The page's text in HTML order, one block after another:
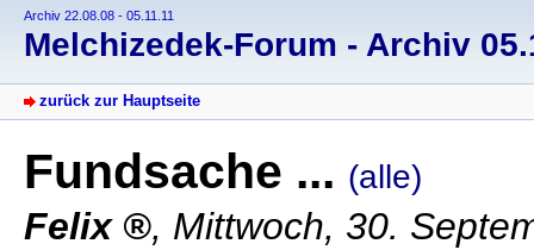
Archiv 22.08.08 - 05.11.11
Melchizedek-Forum - Archiv
zurück zur Hauptseite
Fundsache ... (alle)
Felix , Mittwoch, 30.